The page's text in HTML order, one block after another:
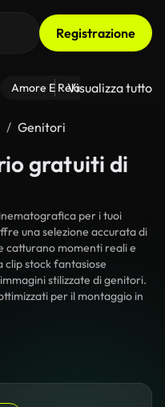
Registrazione
Amore E Relazioni Il
Visualizza tutto
Genitori
gratuiti di
per i tuoi
una selezione accurata di
catturano momenti reali e
clip stock fantasiose
stilizzate di genitori.
per il montaggio in